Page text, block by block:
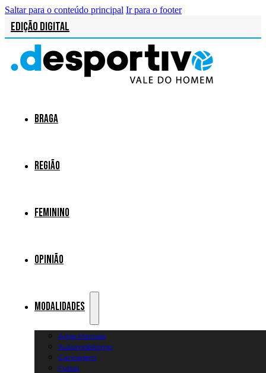
Saltar para o conteúdo principal Ir para o footer
Edição Digital
Braga
Região
Feminino
Opinião
Modalidades
Artes Marciais
Automobilismo
Canoagem
Futsal